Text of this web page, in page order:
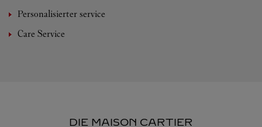
Personalisierter service
Care Service
DIE MAISON CARTIER